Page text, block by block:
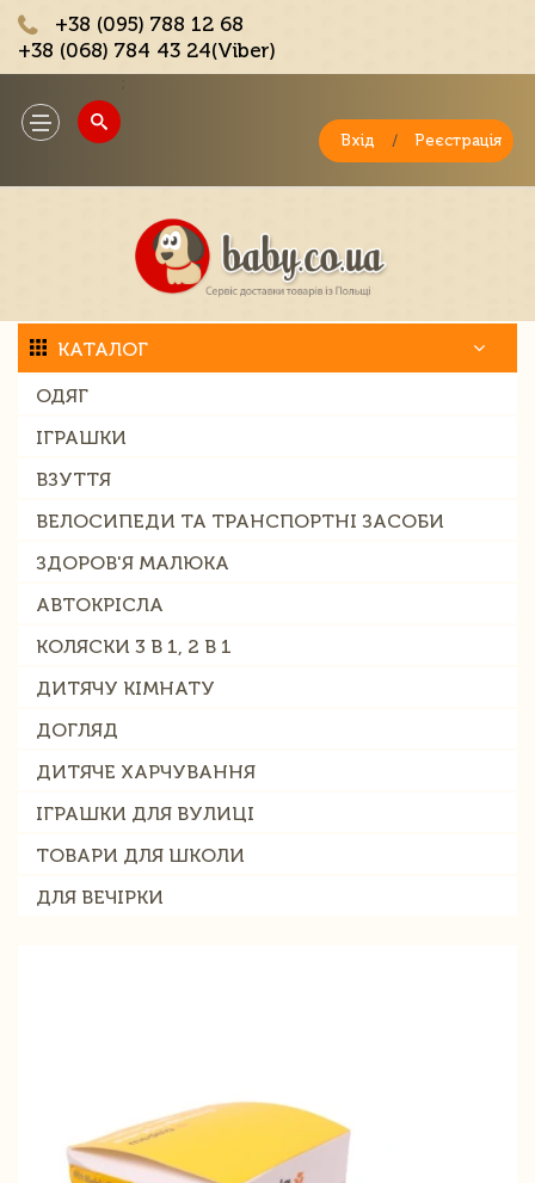
+38 (095) 788 12 68
+38 (068) 784 43 24(Viber)
Toggle
navigation
Вхід / Реєстрація
КАТАЛОГ
ОДЯГ
ІГРАШКИ
ВЗУТТЯ
ВЕЛОСИПЕДИ ТА ТРАНСПОРТНІ ЗАСОБИ
ЗДОРОВ'Я МАЛЮКА
АВТОКРІСЛА
КОЛЯСКИ 3 В 1, 2 В 1
ДИТЯЧУ КІМНАТУ
ДОГЛЯД
ДИТЯЧЕ ХАРЧУВАННЯ
ІГРАШКИ ДЛЯ ВУЛИЦІ
ТОВАРИ ДЛЯ ШКОЛИ
ДЛЯ ВЕЧІРКИ